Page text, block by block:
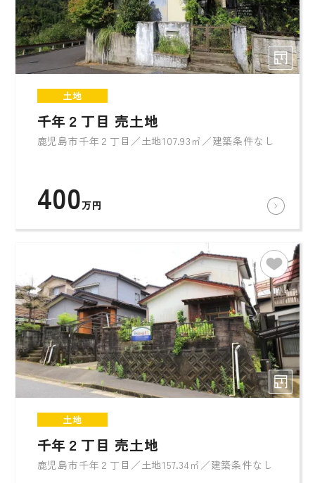
土地
千年２丁目 売土地
鹿児島市千年２丁目／土地107.93㎡／建築条件なし
400万円
土地
千年２丁目 売土地
鹿児島市千年２丁目／土地157.34㎡／建築条件なし